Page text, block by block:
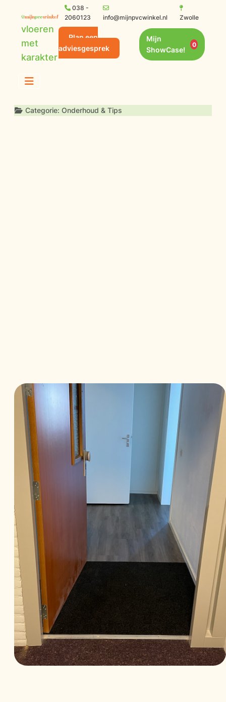
vloeren
met
karakter
038 -
2060123
info@mijnpvcwinkel.nl Zwolle
Plan een
adviesgesprek
Mijn
ShowCase!
0
DetailsCategorie: Onderhoud & Tips